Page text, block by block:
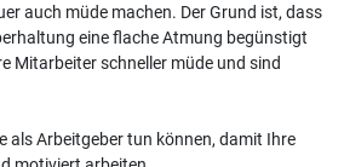
auch müde machen. Der Grund ist, dass
eine flache Atmung begünstigt
Mitarbeiter schneller müde und sind
als Arbeitgeber tun können, damit Ihre